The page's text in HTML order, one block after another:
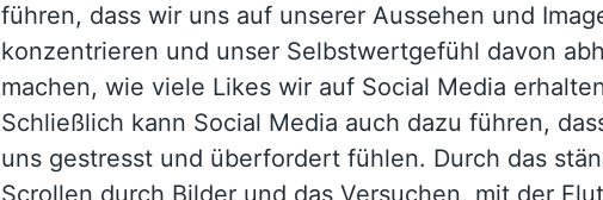
führen, dass wir uns auf unserer Aussehen und
konzentrieren und unser Selbstwertgefühl davon
machen, wie viele Likes wir auf Social Media
Schließlich kann Social Media auch dazu führen,
uns gestresst und überfordert fühlen. Durch das
Scrollen durch Bilder und das Versuchen, mit der